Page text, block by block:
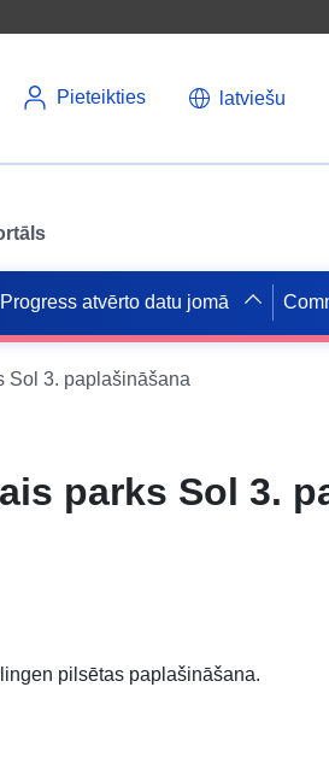
Pieteikties latviešu
Progress atvērto datu jomā
Sol 3. paplašināšana
parks Sol 3.
pilsētas paplašināšana.